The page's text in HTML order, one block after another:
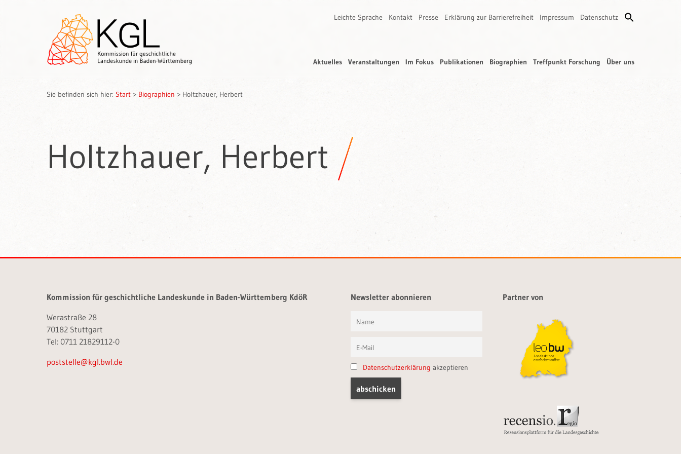
Leichte Sprache Kontakt Presse Erklärung zur Barrierefreiheit Impressum Datenschutz
Aktuelles Veranstaltungen Im Fokus Publikationen Biographien Treffpunkt Forschung Über uns
Sie befinden sich hier: Start > Biographien > Holtzhauer, Herbert
Holtzhauer, Herbert
Kommission für geschichtliche Landeskunde in Baden-Württemberg KdöR
Werastraße 28
70182 Stuttgart
Tel: 0711 21829112-0
poststelle@kgl.bwl.de
Newsletter abonnieren
Datenschutzerklärung akzeptieren
Partner von